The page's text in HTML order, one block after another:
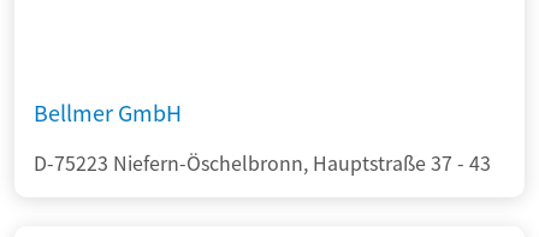
Bellmer GmbH
D-75223 Niefern-Öschelbronn, Hauptstraße 37 - 43